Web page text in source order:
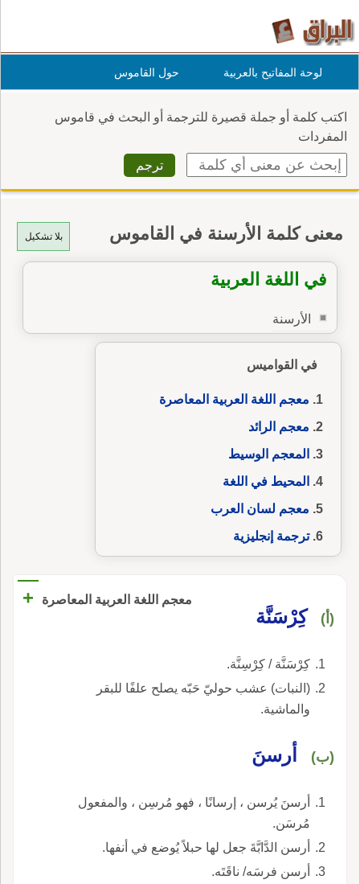
لوحة المفاتيح بالعربية حول القاموس
اكتب كلمة أو جملة قصيرة للترجمة أو البحث في قاموس
المفردات
بلا تشكيل معنى كلمة الأرسنة في القاموس
في اللغة العربية
الأرسنة
في القواميس
معجم اللغة العربية المعاصرة
معجم الرائد
المعجم الوسيط
المحيط في اللغة
معجم لسان العرب
ترجمة إنجليزية
معجم اللغة العربية المعاصرة +
(أ) كِرْسَنَّة
كِرْسَنَّة / كِرْسِنَّة.
(النبات) عشب حوليّ حَبّه يصلح علفًا للبقر
والماشية.
(ب) أرسنَ
أرسنَ يُرسن ، إرسانًا ، فهو مُرسِن ، والمفعول
مُرسَن.
أرسن الدَّابَّةَ جعل لها حبلاً يُوضع في أنفها.
أرسن فرسَه/ ناقَتَه.